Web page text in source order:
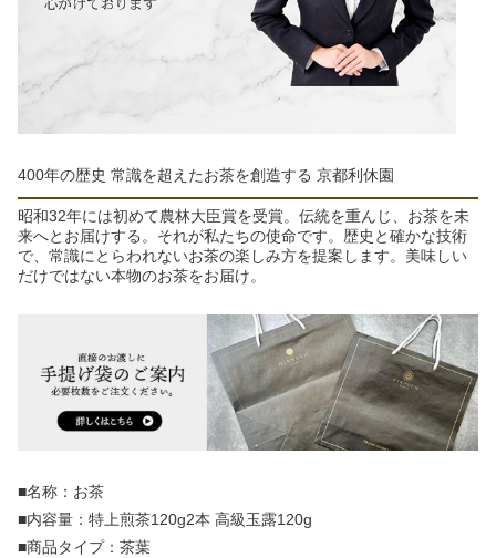
400年の歴史 常識を超えたお茶を創造する 京都利休園
昭和32年には初めて農林大臣賞を受賞。伝統を重んじ、お茶を未
来へとお届けする。それが私たちの使命です。歴史と確かな技術
で、常識にとらわれないお茶の楽しみ方を提案します。美味しい
だけではない本物のお茶をお届け。
■名称：お茶
■内容量：特上煎茶120g2本 高級玉露120g
■商品タイプ：茶葉